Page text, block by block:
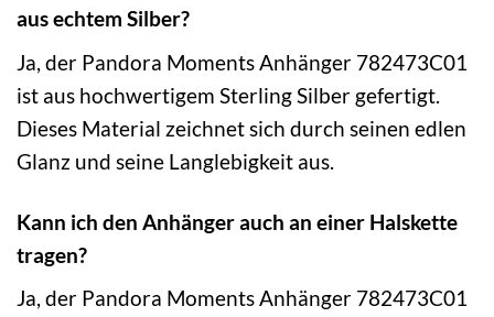
aus echtem Silber?
Ja, der Pandora Moments Anhänger 782473C01
ist aus hochwertigem Sterling Silber gefertigt.
Dieses Material zeichnet sich durch seinen edlen
Glanz und seine Langlebigkeit aus.
Kann ich den Anhänger auch an einer Halskette
tragen?
Ja, der Pandora Moments Anhänger 782473C01